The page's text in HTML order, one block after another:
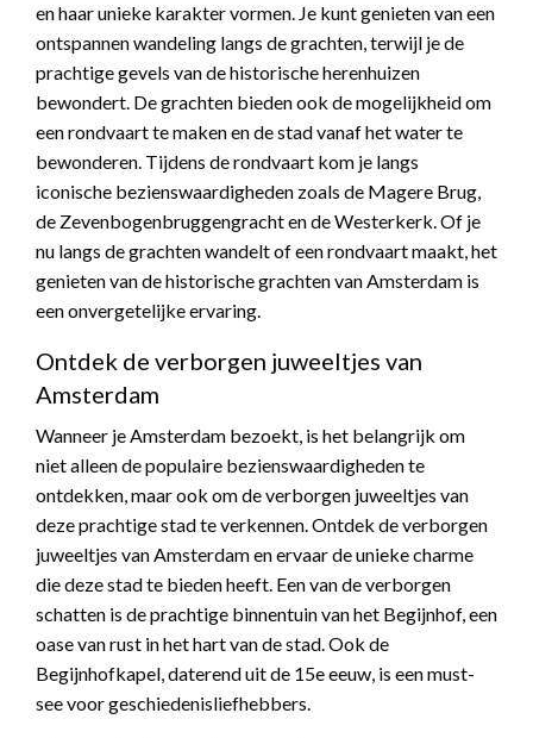
en haar unieke karakter vormen. Je kunt genieten van een
ontspannen wandeling langs de grachten, terwijl je de
prachtige gevels van de historische herenhuizen
bewondert. De grachten bieden ook de mogelijkheid om
een rondvaart te maken en de stad vanaf het water te
bewonderen. Tijdens de rondvaart kom je langs
iconische bezienswaardigheden zoals de Magere Brug,
de Zevenbogenbruggengracht en de Westerkerk. Of je
nu langs de grachten wandelt of een rondvaart maakt, het
genieten van de historische grachten van Amsterdam is
een onvergetelijke ervaring.
Ontdek de verborgen juweeltjes van
Amsterdam
Wanneer je Amsterdam bezoekt, is het belangrijk om
niet alleen de populaire bezienswaardigheden te
ontdekken, maar ook om de verborgen juweeltjes van
deze prachtige stad te verkennen. Ontdek de verborgen
juweeltjes van Amsterdam en ervaar de unieke charme
die deze stad te bieden heeft. Een van de verborgen
schatten is de prachtige binnentuin van het Begijnhof, een
oase van rust in het hart van de stad. Ook de
Begijnhofkapel, daterend uit de 15e eeuw, is een must-
see voor geschiedenisliefhebbers.